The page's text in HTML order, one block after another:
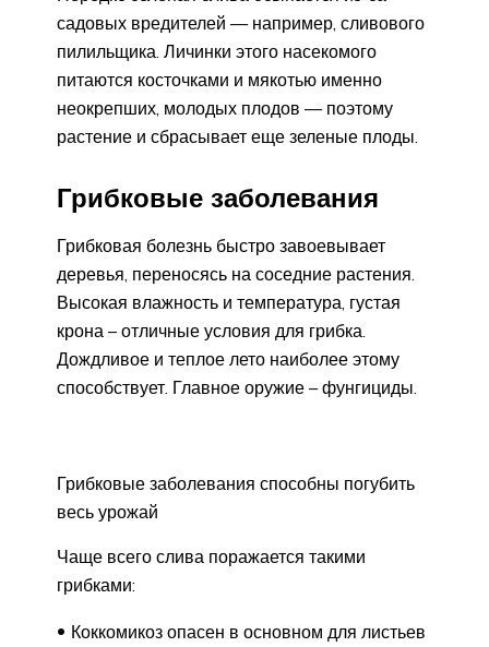
садовых вредителей — например, сливового
пилильщика. Личинки этого насекомого
питаются косточками и мякотью именно
неокрепших, молодых плодов — поэтому
растение и сбрасывает еще зеленые плоды.
Грибковые заболевания
Грибковая болезнь быстро завоевывает
деревья, переносясь на соседние растения.
Высокая влажность и температура, густая
крона – отличные условия для грибка.
Дождливое и теплое лето наиболее этому
способствует. Главное оружие – фунгициды.
Грибковые заболевания способны погубить
весь урожай
Чаще всего слива поражается такими
грибками:
Коккомикоз опасен в основном для листьев